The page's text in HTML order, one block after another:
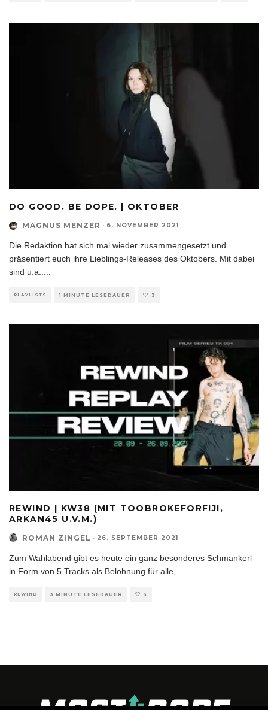
DO GOOD. BE DOPE. | OKTOBER
MAGNUS MENZER · 6. NOVEMBER 2021
Die Redaktion hat sich mal wieder zusammengesetzt und
präsentiert euch ihre Lieblings-Releases des Oktobers. Mit dabei
sind u.a.:...
PLAYLISTS 1 MINUTE LESEDAUER 3
REWIND | KW38 (MIT TOOBROKEFORFIJI,
ARKAN45 U.V.M.)
ROMAN ZINGEL · 26. SEPTEMBER 2021
Zum Wahlabend gibt es heute ein ganz besonderes Schmankerl
in Form von 5 Tracks als Belohnung für alle,
REWIND 3 MINUTE LESEDAUER 5